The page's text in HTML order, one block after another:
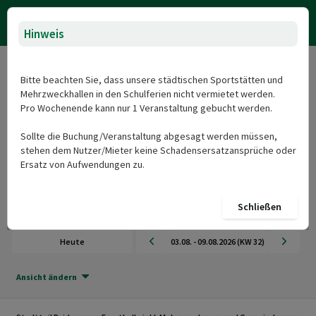
Mehrzweckraum und Gemeinderaum
Belegungsplan
Herzlich Willkommen beim Onlineportal für die Sportstätten und
Mehrzweckhallen der Stadt Nürtingen: Stadtteil Raidwangen
Egerthalle inkl. Mehrzweckraum und Gemeinderaum
Heute 03.08. - 09.08.2026 (KW 32)
Ansicht ändern
Hinweis
Bitte beachten Sie, dass unsere städtischen Sportstätten und
Mehrzweckhallen in den Schulferien nicht vermietet werden.
Pro Wochenende kann nur 1 Veranstaltung gebucht werden.
Sollte die Buchung/Veranstaltung abgesagt werden müssen,
stehen dem Nutzer/Mieter keine Schadensersatzansprüche oder
Ersatz von Aufwendungen zu.
Schließen